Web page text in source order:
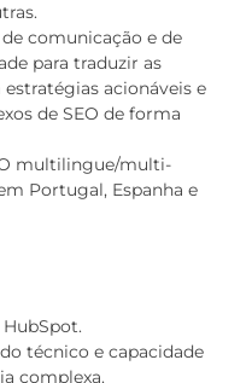
comunicação e de
para traduzir as
acionáveis e
de SEO de forma
multilingue/multi-
Portugal, Espanha e
técnico e capacidade
complexa.